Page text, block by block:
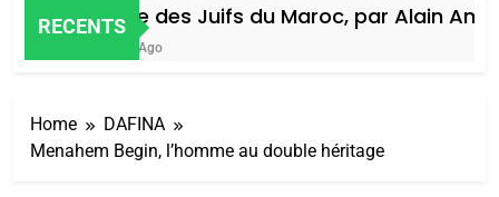
RECENTS
Histoire des Juifs du Maroc, par Alain Amiel
Home
DAFINA
Menahem Begin, l’homme au double héritage